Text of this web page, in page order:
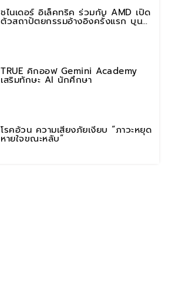
ชไนเดอร์ อิเล็คทริค ร่วมกับ AMD เปิด
ตัวสถาปัตยกรรมอ้างอิงครั้งแรก บน
แพลตฟอร์ม “Helios” เร่งการติดตั้งใช้
TRUE คิกออฟ Gemini Academy
เสริมทักษะ AI นักศึกษา
โรคอ้วน ความเสี่ยงภัยเงียบ “ภาวะหยุด
หายใจขณะหลับ”